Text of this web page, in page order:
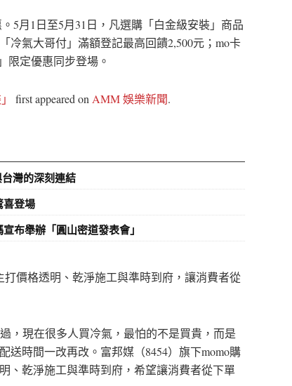
5月1日至5月31日，凡選購「白金級安裝」商品
冷氣大哥付」滿額登記最高回饋2,500元；mo卡
限定優惠同步登場。
first appeared onAMM 娛樂新聞.
灣的深刻連結
喜登場
布舉辦「圓山密道發表會」
打價格透明、乾淨施工與準時到府，讓消費者從
，現在很多人買冷氣，最怕的不是買貴，而是
時間一改再改。富邦媒（8454）旗下momo購
、乾淨施工與準時到府，希望讓消費者從下單